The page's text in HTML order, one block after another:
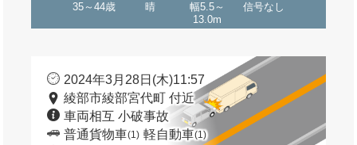
35～44歳 晴
幅5.5～
13.0m
信号なし
2024年3月28日(木)11:57
綾部市綾部宮代町 付近
車両相互 小破事故
普通貨物車(1) 軽自動車(1)